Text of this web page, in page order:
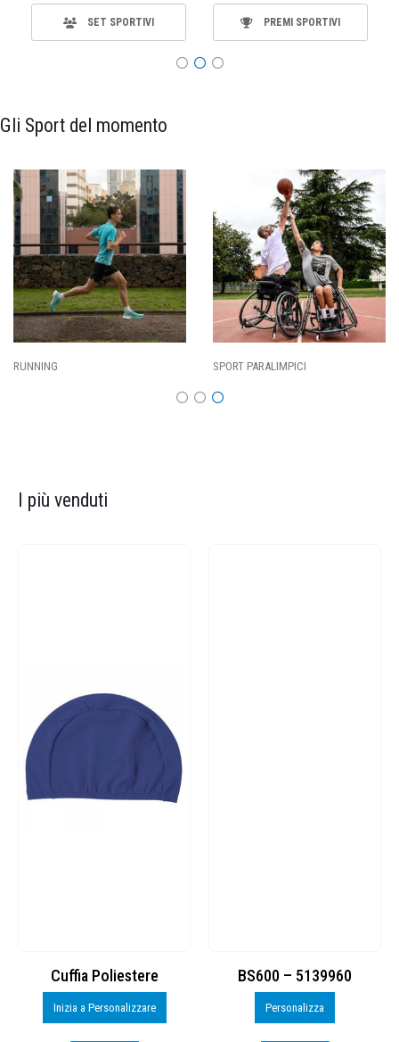
SET SPORTIVI PREMI SPORTIVI
Gli Sport del momento
RUNNING SPORT PARALIMPICI
I più venduti
Cuffia Poliestere
Inizia a Personalizzare
BS600 – 5139960
Personalizza